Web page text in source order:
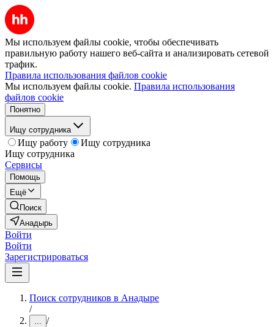
Мы используем файлы cookie, чтобы обеспечивать
правильную работу нашего веб-сайта и анализировать сетевой
трафик.
Правила использования файлов cookie
Мы используем файлы cookie. Правила использования
файлов cookie
Понятно
Ищу сотрудника
Ищу работу
Ищу сотрудника
Ищу сотрудника
Сервисы
Помощь
Ещё
Поиск
Анадырь
Войти
Войти
Зарегистрироваться
Поиск сотрудников в Анадыре
/
... /